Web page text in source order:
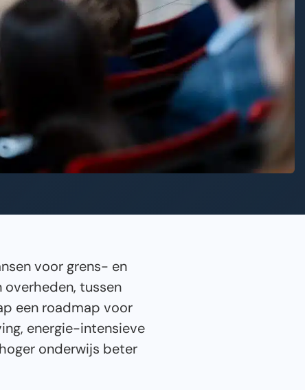
voor grens- en
tussen
een roadmap voor
energie-intensieve
onderwijs beter